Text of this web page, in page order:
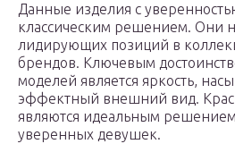
Данные изделия с
классическим решением. Они
лидирующих позиций в
брендов. Ключевым
моделей является яркость,
эффектный внешний вид.
являются идеальным
уверенных девушек.